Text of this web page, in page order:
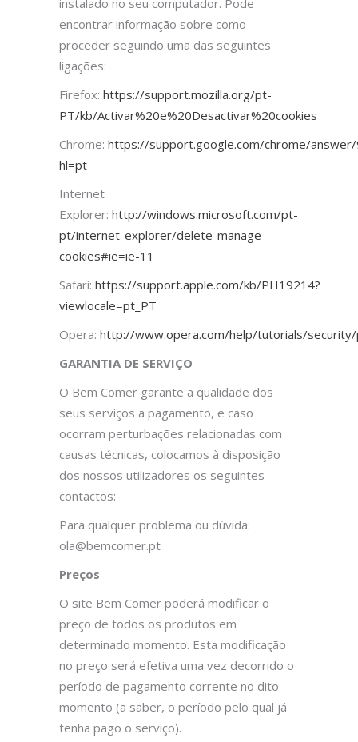
instalado no seu computador. Pode
encontrar informação sobre como
proceder seguindo uma das seguintes
ligações:
Firefox: https://support.mozilla.org/pt-
PT/kb/Activar%20e%20Desactivar%20cookies
Chrome: https://support.google.com/chrome/
hl=pt
Internet
Explorer: http://windows.microsoft.com/pt-
pt/internet-explorer/delete-manage-
cookies#ie=ie-11
Safari: https://support.apple.com/kb/PH19214?
viewlocale=pt_PT
Opera: http://www.opera.com/help/tutorials/
GARANTIA DE SERVIÇO
O Bem Comer garante a qualidade dos
seus serviços a pagamento, e caso
ocorram perturbações relacionadas com
causas técnicas, colocamos à disposição
dos nossos utilizadores os seguintes
contactos:
Para qualquer problema ou dúvida:
ola@bemcomer.pt
Preços
O site Bem Comer poderá modificar o
preço de todos os produtos em
determinado momento. Esta modificação
no preço será efetiva uma vez decorrido o
período de pagamento corrente no dito
momento (a saber, o período pelo qual já
tenha pago o serviço).